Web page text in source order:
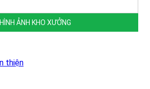
HÌNH ẢNH KHO XƯỞNG